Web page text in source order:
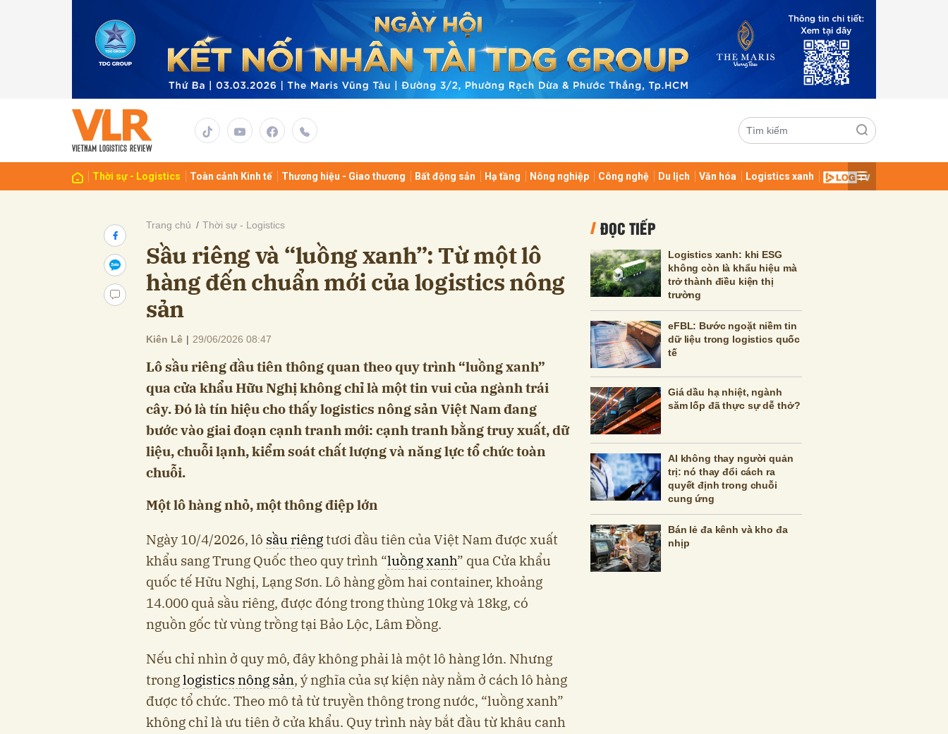
Thời sự - Logistics Toàn cảnh Kinh tế Thương hiệu - Giao thương Bất động sản Hạ tầng Nông nghiệp Công nghệ Du lịch Văn hóa Logistics xanh
Trang chủ Thời sự - Logistics
Sầu riêng và “luồng xanh”: Từ một lô
hàng đến chuẩn mới của logistics nông
sản
Kiên Lê | 29/06/2026 08:47
Lô sầu riêng đầu tiên thông quan theo quy trình “luồng xanh”
qua cửa khẩu Hữu Nghị không chỉ là một tin vui của ngành trái
cây. Đó là tín hiệu cho thấy logistics nông sản Việt Nam đang
bước vào giai đoạn cạnh tranh mới: cạnh tranh bằng truy xuất, dữ
liệu, chuỗi lạnh, kiểm soát chất lượng và năng lực tổ chức toàn
chuỗi.
Một lô hàng nhỏ, một thông điệp lớn
Ngày 10/4/2026, lô sầu riêngtươi đầu tiên của Việt Nam được xuất
khẩu sang Trung Quốc theo quy trình “luồng xanh” qua Cửa khẩu
quốc tế Hữu Nghị, Lạng Sơn. Lô hàng gồm hai container, khoảng
14.000 quả sầu riêng, được đóng trong thùng 10kg và 18kg, có
nguồn gốc từ vùng trồng tại Bảo Lộc, Lâm Đồng.
Nếu chỉ nhìn ở quy mô, đây không phải là một lô hàng lớn. Nhưng
tronglogistics nông sản, ý nghĩa của sự kiện này nằm ở cách lô hàng
được tổ chức. Theo mô tả từ truyền thông trong nước, “luồng xanh”
không chỉ là ưu tiên ở cửa khẩu. Quy trình này bắt đầu từ khâu canh
ĐỌC TIẾP
Logistics xanh: khi ESG
không còn là khẩu hiệu mà
trở thành điều kiện thị
trường
eFBL: Bước ngoặt niềm tin
dữ liệu trong logistics quốc
tế
Giá dầu hạ nhiệt, ngành
săm lốp đã thực sự dễ thở?
AI không thay người quản
trị: nó thay đổi cách ra
quyết định trong chuỗi
cung ứng
Bán lẻ đa kênh và kho đa
nhịp
Gửi bình luận